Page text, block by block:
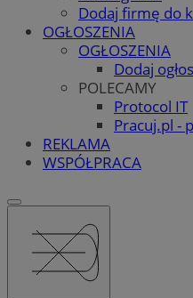
Dodaj firmę do
OGŁOSZENIA
OGŁOSZENIA
Dodaj
POLECAMY
Protocol IT
Pracuj.pl -
REKLAMA
WSPÓŁPRACA